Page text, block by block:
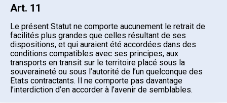
Art. 11
Le présent Statut ne comporte aucunement le retrait de
facilités plus grandes que celles résultant de ses
dispositions, et qui auraient été accordées dans des
conditions compatibles avec ses principes, aux
transports en transit sur le territoire placé sous la
souveraineté ou sous l’autorité de l’un quelconque des
Etats contractants. Il ne comporte pas davantage
l’interdiction d’en accorder à l’avenir de semblables.